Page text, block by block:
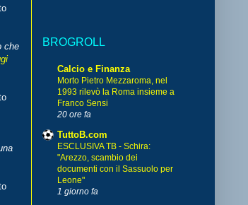
che
BROGROLL
Calcio e Finanza
Morto Pietro Mezzaroma, nel
1993 rilevò la Roma insieme a
Franco Sensi
20 ore fa
TuttoB.com
ESCLUSIVA TB - Schira:
"Arezzo, scambio dei
documenti con il Sassuolo per
Leone"
1 giorno fa